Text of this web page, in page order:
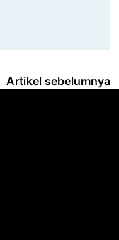
Artikel sebelumnya